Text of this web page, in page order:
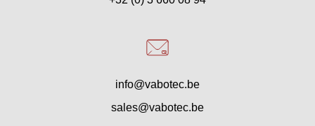
info@vabotec.be
sales@vabotec.be